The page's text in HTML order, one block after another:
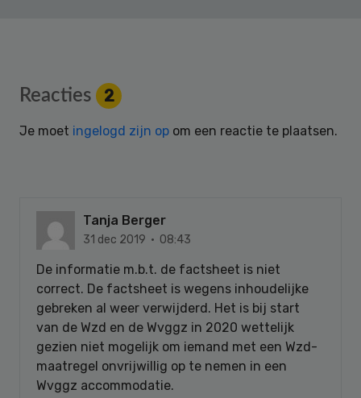
Reader
Interactions
Reacties 2
Je moet ingelogd zijn op om een reactie te plaatsen.
Tanja Berger
31 dec 2019 · 08:43
De informatie m.b.t. de factsheet is niet
correct. De factsheet is wegens inhoudelijke
gebreken al weer verwijderd. Het is bij start
van de Wzd en de Wvggz in 2020 wettelijk
gezien niet mogelijk om iemand met een Wzd-
maatregel onvrijwillig op te nemen in een
Wvggz accommodatie.